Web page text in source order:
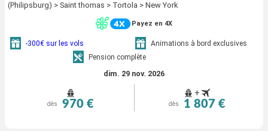
(Philipsburg) > Saint thomas > Tortola > New York
Payez en 4X
-300€ sur les vols
Animations à bord exclusives
Pension complète
dim. 29 nov. 2026
dès 970 €
+
dès 1 807 €